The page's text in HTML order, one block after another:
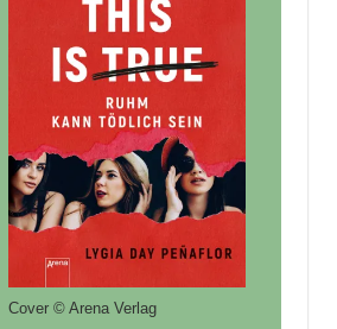
Cover © Arena Verlag